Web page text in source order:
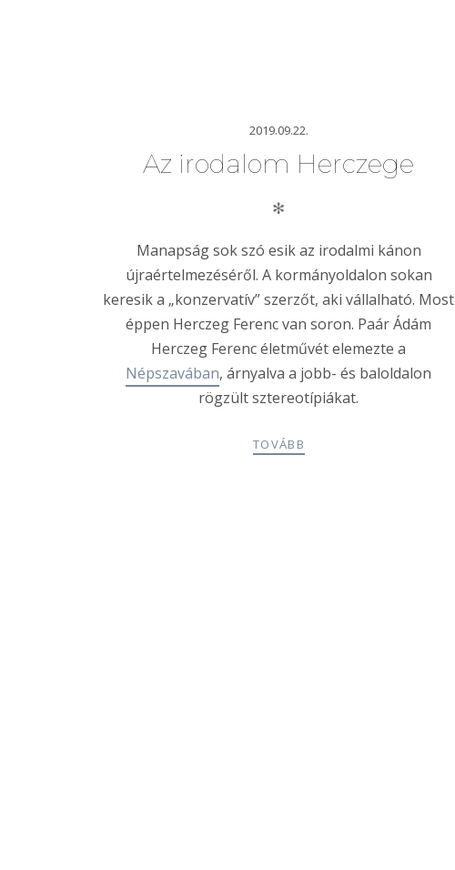
2019.09.22.
Az irodalom Herczege
✻
Manapság sok szó esik az irodalmi kánon
újraértelmezéséről. A kormányoldalon sokan
keresik a „konzervatív” szerzőt, aki vállalható. Most
éppen Herczeg Ferenc van soron. Paár Ádám
Herczeg Ferenc életművét elemezte a
Népszavában, árnyalva a jobb- és baloldalon
rögzült sztereotípiákat.
TOVÁBB